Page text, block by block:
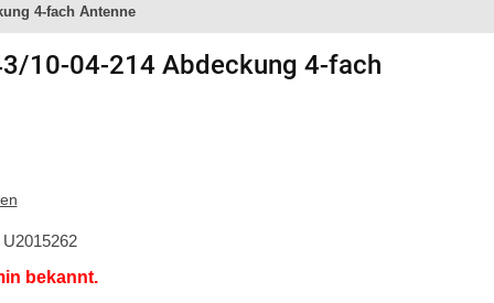
4-fach Antenne
10-04-214 Abdeckung 4-fach
U2015262
bekannt.